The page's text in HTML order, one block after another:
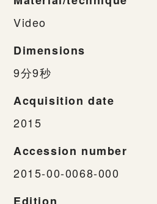
Video
Dimensions
9分9秒
Acquisition date
2015
Accession number
2015-00-0068-000
Edition